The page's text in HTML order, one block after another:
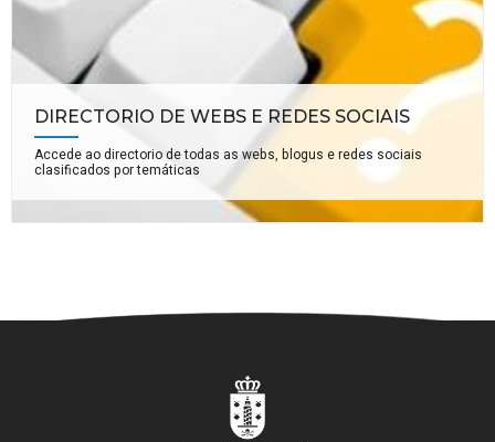
DIRECTORIO DE WEBS E REDES SOCIAIS
Accede ao directorio de todas as webs, blogus e redes sociais
clasificados por temáticas